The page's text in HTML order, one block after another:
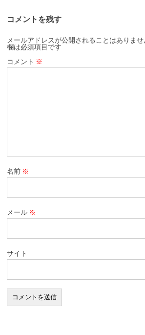
コメントを残す
メールアドレスが公開されることはありませ
欄は必須項目です
コメント ※
名前 ※
メール ※
サイト